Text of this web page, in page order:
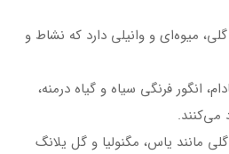
میوه‌ای و وانیلی دارد که نشاط و
انگور فرنگی سیاه و گیاه درمنه،
می‌کنند.
مانند یاس، مگنولیا و گل یلانگ